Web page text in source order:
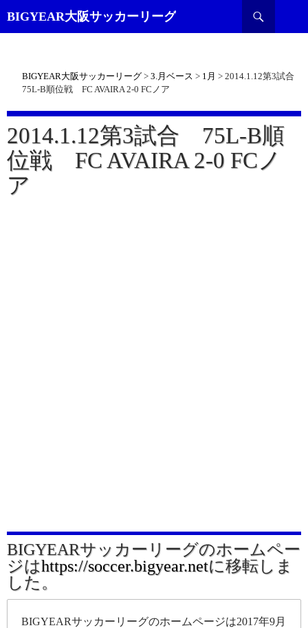
BIGYEAR大阪サッカーリーグ
索
BIGYEAR大阪サッカーリーグ > 3.月ベース > 1月 > 2014.1.12第3試合
75L-B順位戦 FC AVAIRA 2-0 FCノア
2014.1.12第3試合 75L-B順
位戦 FC AVAIRA 2-0 FCノ
ア
BIGYEARサッカーリーグのホームペー
ジはhttps://soccer.bigyear.netに移転しま
した。
BIGYEARサッカーリーグのホームページは2017年9月